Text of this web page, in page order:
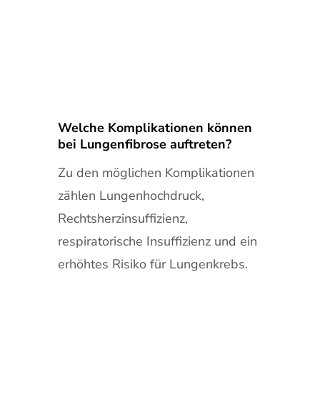
Welche Komplikationen können
bei Lungenfibrose auftreten?
Zu den möglichen Komplikationen
zählen Lungenhochdruck,
Rechtsherzinsuffizienz,
respiratorische Insuffizienz und ein
erhöhtes Risiko für Lungenkrebs.